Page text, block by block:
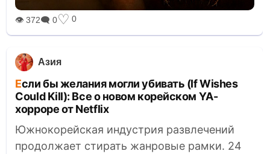
👁 372🗨 0♡ 0
Азия
Если бы желания могли убивать (If Wishes
Could Kill): Все о новом корейском YA-
хорроре от Netflix
Южнокорейская индустрия развлечений
продолжает стирать жанровые рамки. 24